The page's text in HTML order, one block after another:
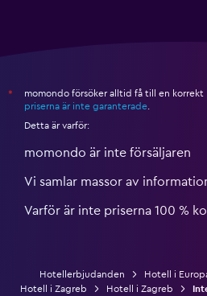
*
momondo försöker alltid få till en korrekt
priserna är inte garanterade
Detta är varför:
momondo är inte försäljaren
Vi samlar massor av
Varför är inte priserna 100 %
Hotellerbjudanden Hotell i
Hotell i Zagreb
Hotell i Zagreb